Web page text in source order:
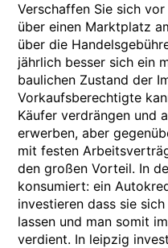
Verschaffen Sie sich
über einen Marktplatz
über die
jährlich besser sich ein
baulichen Zustand der
Vorkaufsberechtigte
Käufer verdrängen und
erwerben, aber
mit festen
den großen Vorteil. In
konsumiert: ein
investieren dass sie
lassen und man somit
verdient. In leipzig